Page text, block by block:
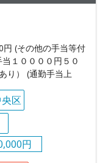
(その他の手当等付
１００００円５０
り） (通勤手当上
区
円